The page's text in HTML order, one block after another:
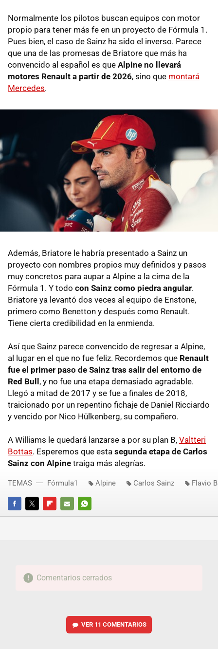
Normalmente los pilotos buscan equipos con motor
propio para tener más fe en un proyecto de Fórmula 1.
Pues bien, el caso de Sainz ha sido el inverso. Parece
que una de las promesas de Briatore que más ha
convencido al español es que Alpine no llevará
motores Renault a partir de 2026, sino que montará
Mercedes.
Además, Briatore le habría presentado a Sainz un
proyecto con nombres propios muy definidos y pasos
muy concretos para aupar a Alpine a la cima de la
Fórmula 1. Y todo con Sainz como piedra angular.
Briatore ya levantó dos veces al equipo de Enstone,
primero como Benetton y después como Renault.
Tiene cierta credibilidad en la enmienda.
Así que Sainz parece convencido de regresar a Alpine,
al lugar en el que no fue feliz. Recordemos que Renault
fue el primer paso de Sainz tras salir del entorno de
Red Bull , y no fue una etapa demasiado agradable.
Llegó a mitad de 2017 y se fue a finales de 2018,
traicionado por un repentino fichaje de Daniel Ricciardo
y vencido por Nico Hülkenberg, su compañero.
A Williams le quedará lanzarse a por su plan B, Valtteri
Bottas. Esperemos que esta segunda etapa de Carlos
Sainz con Alpine traiga más alegrías.
FACEBOOKTWITTERFLIPBOARD
E-
WHATSAPP
TEMAS Fórmula1 Alpine Carlos Sainz Flavio
Comentarios cerrados
VER 11 COMENTARIOS